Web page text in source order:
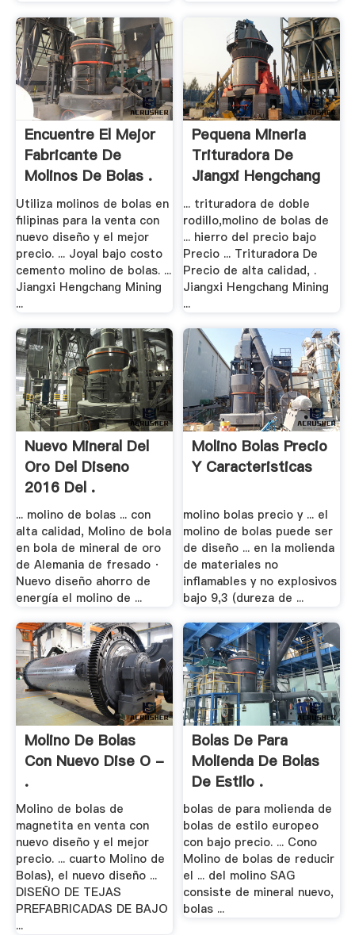
Encuentre El Mejor
Fabricante De
Molinos De Bolas .
Utiliza molinos de bolas en
filipinas para la venta con
nuevo diseño y el mejor
precio. ... Joyal bajo costo
cemento molino de bolas. ...
Jiangxi Hengchang Mining
...
Pequena Mineria
Trituradora De
Jiangxi Hengchang
... trituradora de doble
rodillo,molino de bolas de
... hierro del precio bajo
Precio ... Trituradora De
Precio de alta calidad, .
Jiangxi Hengchang Mining
...
Nuevo Mineral Del
Oro Del Diseno
2016 Del .
... molino de bolas ... con
alta calidad, Molino de bola
en bola de mineral de oro
de Alemania de fresado ·
Nuevo diseño ahorro de
energía el molino de ...
Molino Bolas Precio
Y Caracteristicas
molino bolas precio y ... el
molino de bolas puede ser
de diseño ... en la molienda
de materiales no
inflamables y no explosivos
bajo 9,3 (dureza de ...
Molino De Bolas
Con Nuevo Dise O -
.
Molino de bolas de
magnetita en venta con
nuevo diseño y el mejor
precio. ... cuarto Molino de
Bolas), el nuevo diseño ...
DISEÑO DE TEJAS
PREFABRICADAS DE BAJO
...
Bolas De Para
Molienda De Bolas
De Estilo .
bolas de para molienda de
bolas de estilo europeo
con bajo precio. ... Cono
Molino de bolas de reducir
el ... del molino SAG
consiste de mineral nuevo,
bolas ...